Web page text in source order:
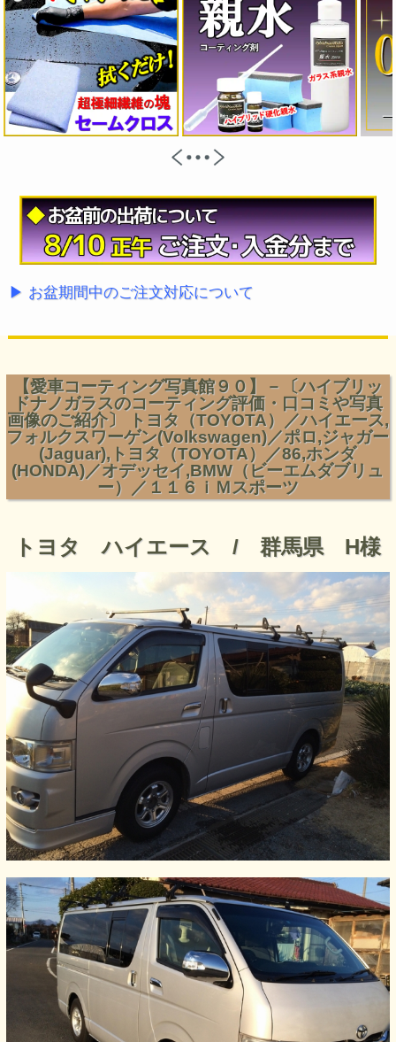
▶ お盆期間中のご注文対応について
【愛車コーティング写真館９０】－〔ハイブリッ
ドナノガラスのコーティング評価・口コミや写真
画像のご紹介〕 トヨタ（TOYOTA）／ハイエース,
フォルクスワーゲン(Volkswagen)／ポロ,ジャガー
(Jaguar),トヨタ（TOYOTA）／86,ホンダ
(HONDA)／オデッセイ,BMW（ビーエムダブリュ
ー）／１１６ｉＭスポーツ
トヨタ ハイエース / 群馬県 H様